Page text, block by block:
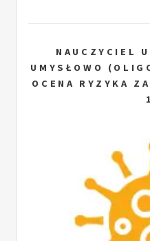
NAUCZYCIEL
UMYSŁOWO
OCENA RYZYKA